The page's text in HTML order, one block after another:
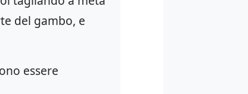
del gambo, e
essere